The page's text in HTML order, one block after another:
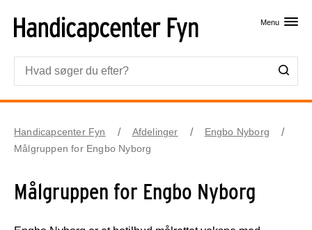
Menu
Handicapcenter Fyn Afdelinger
Engbo Nyborg
Målgruppen for Engbo Nyborg
Målgruppen for Engbo Nyborg